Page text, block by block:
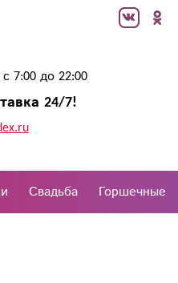
7:00 до 22:00
24/7!
Свадьба Горшечные